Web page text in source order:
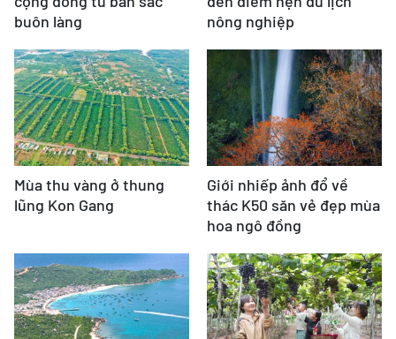
buôn làng
nông nghiệp
Mùa thu vàng ở thung
lũng Kon Gang
Giới nhiếp ảnh đổ về
thác K50 săn vẻ đẹp mùa
hoa ngô đồng